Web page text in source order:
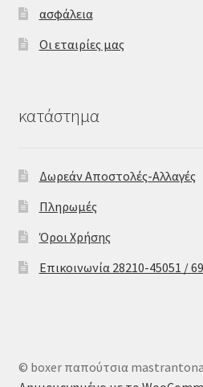
ασφάλεια
Οι εταιρίες μας
κατάστημα
Δωρεάν Αποστολές-Αλλαγές
Πληρωμές
Όροι Χρήσης
Επικοινωνία 28210-45051 /
© boxer παπούτσια